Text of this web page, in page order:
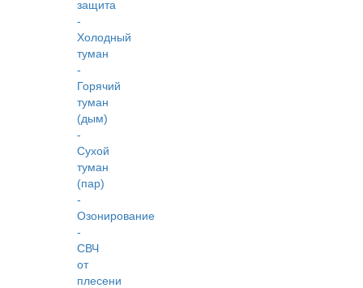
защита
-
Холодный
туман
-
Горячий
туман
(дым)
-
Сухой
туман
(пар)
-
Озонирование
-
СВЧ
от
плесени